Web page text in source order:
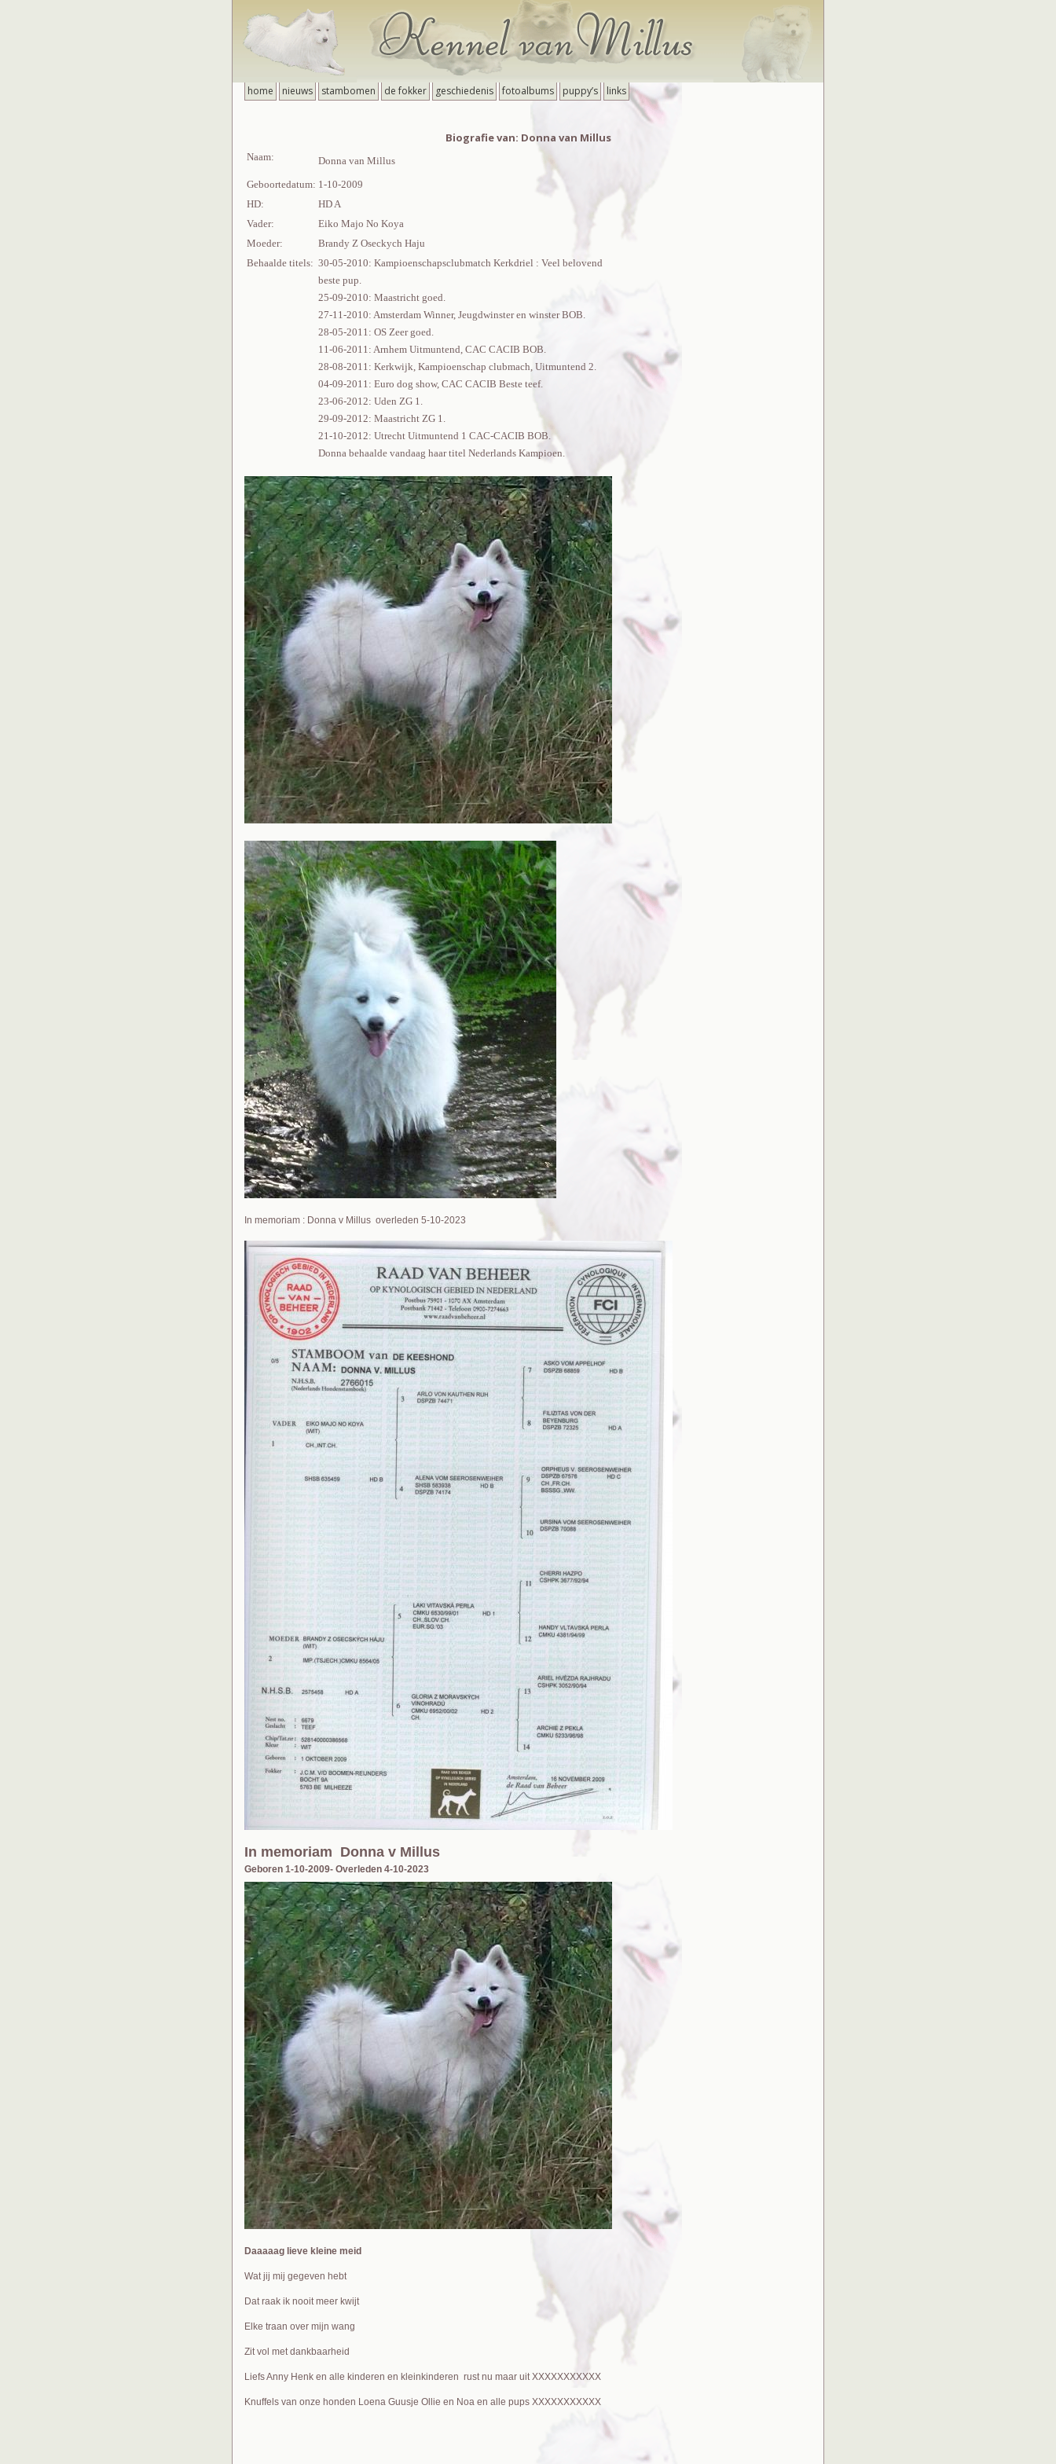
home nieuws stambomen de fokker geschiedenis fotoalbums puppy’s links
Biografie van: Donna van Millus
Naam:
Donna van Millus
Geboortedatum: 1-10-2009
HD:
HD A
Vader:
Eiko Majo No Koya
Moeder:
Brandy Z Oseckych Haju
Behaalde titels: 30-05-2010: Kampioenschapsclubmatch Kerkdriel : Veel belovend
beste pup.
25-09-2010: Maastricht goed.
27-11-2010: Amsterdam Winner, Jeugdwinster en winster BOB.
28-05-2011: OS Zeer goed.
11-06-2011: Arnhem Uitmuntend, CAC CACIB BOB.
28-08-2011: Kerkwijk, Kampioenschap clubmach, Uitmuntend 2.
04-09-2011: Euro dog show, CAC CACIB Beste teef.
23-06-2012: Uden ZG 1.
29-09-2012: Maastricht ZG 1.
21-10-2012: Utrecht Uitmuntend 1 CAC-CACIB BOB.
Donna behaalde vandaag haar titel Nederlands Kampioen.
In memoriam : Donna v Millus overleden 5-10-2023
In memoriam Donna v Millus
Geboren 1-10-2009- Overleden 4-10-2023
Daaaaag lieve kleine meid
Wat jij mij gegeven hebt
Dat raak ik nooit meer kwijt
Elke traan over mijn wang
Zit vol met dankbaarheid
Liefs Anny Henk en alle kinderen en kleinkinderen rust nu maar uit XXXXXXXXXXX
Knuffels van onze honden Loena Guusje Ollie en Noa en alle pups XXXXXXXXXXX